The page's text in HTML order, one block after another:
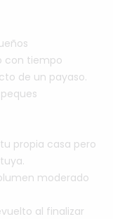
con tiempo
de un payaso.
peques
tu propia casa pero
tuya.
moderado
al finalizar